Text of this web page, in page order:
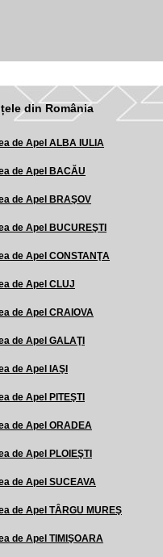
din România
de Apel ALBA IULIA
de Apel BACĂU
de Apel BRAŞOV
de Apel BUCUREŞTI
de Apel CONSTANŢA
de Apel CLUJ
de Apel CRAIOVA
de Apel GALAŢI
de Apel IAŞI
de Apel PITEŞTI
de Apel ORADEA
de Apel PLOIEŞTI
de Apel SUCEAVA
de Apel TÂRGU MUREŞ
de Apel TIMIŞOARA